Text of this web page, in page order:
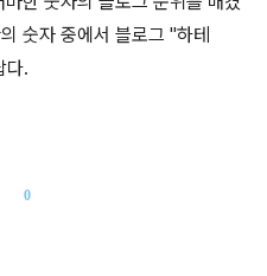
숫자 중에서 블로그 "하테
다.
0